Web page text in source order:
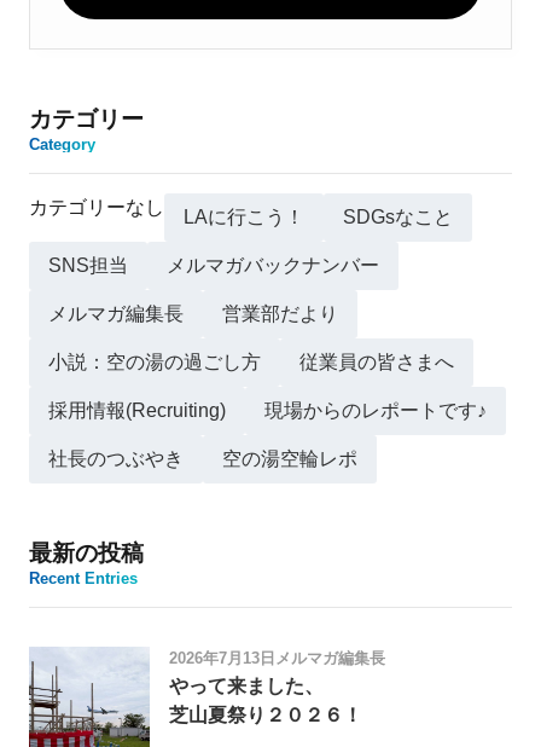
カテゴリー
Category
カテゴリーなし LAに行こう！ SDGsなこと
SNS担当 メルマガバックナンバー
メルマガ編集長 営業部だより
小説：空の湯の過ごし方 従業員の皆さまへ
採用情報(Recruiting) 現場からのレポートです♪
社長のつぶやき 空の湯空輪レポ
最新の投稿
Recent Entries
2026年7月13日 メルマガ編集長
やって来ました、
芝山夏祭り２０２６！